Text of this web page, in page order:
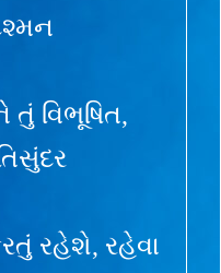
વિભૂષિત,
રહેશે, રહેવા